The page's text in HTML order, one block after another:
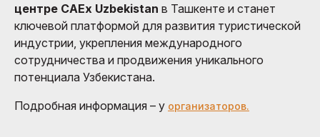
центре CAEx Uzbekistan в Ташкенте и станет
ключевой платформой для развития туристической
индустрии, укрепления международного
сотрудничества и продвижения уникального
потенциала Узбекистана.
Подробная информация – у организаторов.